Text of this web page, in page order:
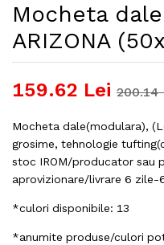
Mocheta
ARIZONA
159.62 Lei 200.14
Mocheta dale(modulara),
grosime, tehnologie
stoc IROM/producator sau
aprovizionare/livrare 6 zile-
*culori disponibile: 13
*anumite produse/culori